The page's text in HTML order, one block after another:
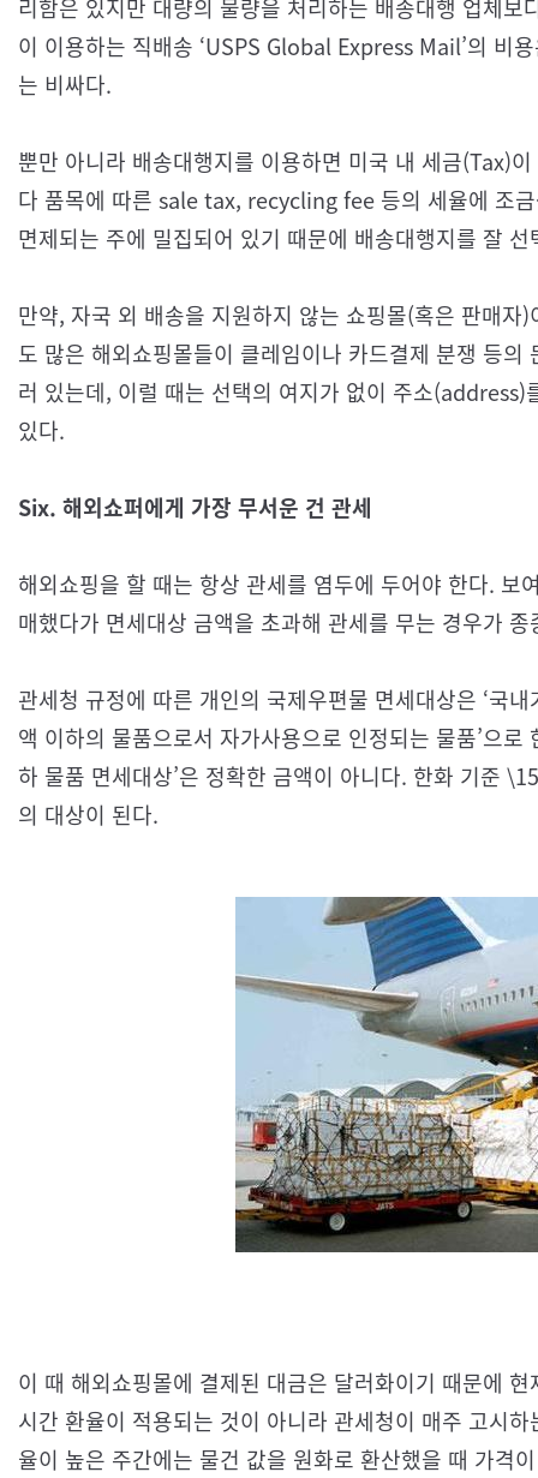
리함은 있지만 대량의 물량을 처리하는 배송대행 업체
이 이용하는 직배송 ‘USPS Global Express Mail’의 비
는 비싸다.
뿐만 아니라 배송대행지를 이용하면 미국 내 세금(Tax)
다 품목에 따른 sale tax, recycling fee 등의 세율에 조
면제되는 주에 밀집되어 있기 때문에 배송대행지를 잘
만약, 자국 외 배송을 지원하지 않는 쇼핑몰(혹은 판매
도 많은 해외쇼핑몰들이 클레임이나 카드결제 분쟁 등
러 있는데, 이럴 때는 선택의 여지가 없이 주소
있다.
Six. 해외쇼퍼에게 가장 무서운 건 관세
해외쇼핑을 할 때는 항상 관세를 염두에 두어야 한다. 보
매했다가 면세대상 금액을 초과해 관세를 무는 경우가
관세청 규정에 따른 개인의 국제우편물 면세대상은 ‘국
액 이하의 물품으로서 자가사용으로 인정되는 물품’으
하 물품 면세대상’은 정확한 금액이 아니다. 한화 기준
의 대상이 된다.
이 때 해외쇼핑몰에 결제된 대금은 달러화이기 때문에
시간 환율이 적용되는 것이 아니라 관세청이 매주 고시
율이 높은 주간에는 물건 값을 원화로 환산했을 때 가격